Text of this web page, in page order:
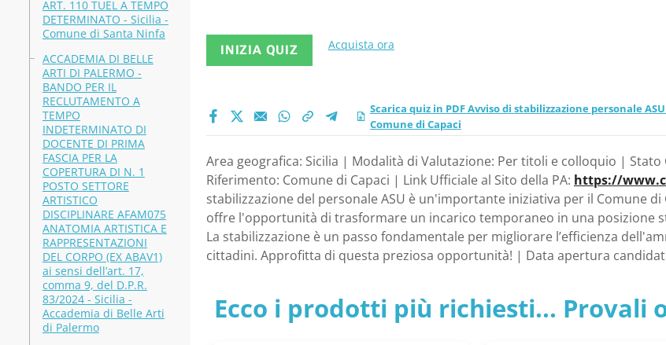
ART. 110 TUEL A TEMPO
DETERMINATO - Sicilia -
Comune di Santa Ninfa
ACCADEMIA DI BELLE
ARTI DI PALERMO -
BANDO PER IL
RECLUTAMENTO A
TEMPO
INDETERMINATO DI
DOCENTE DI PRIMA
FASCIA PER LA
COPERTURA DI N. 1
POSTO SETTORE
ARTISTICO
DISCIPLINARE AFAM075
ANATOMIA ARTISTICA E
RAPPRESENTAZIONI
DEL CORPO (EX ABAV1)
ai sensi dell’art. 17,
comma 9, del D.P.R.
83/2024 - Sicilia -
Accademia di Belle Arti
di Palermo
INIZIA QUIZ Acquista ora
Scarica quiz in PDF Avviso di stabilizzazione personale
Comune di Capaci
Area geografica: Sicilia | Modalità di Valutazione: Per titoli e colloquio |
Riferimento: Comune di Capaci | Link Ufficiale al Sito della PA: https://
stabilizzazione del personale ASU è un'importante iniziativa per il Comune
offre l'opportunità di trasformare un incarico temporaneo in una posizione
La stabilizzazione è un passo fondamentale per migliorare l’efficienza
cittadini. Approfitta di questa preziosa opportunità! | Data apertura
Ecco i prodotti più richiesti... Provali